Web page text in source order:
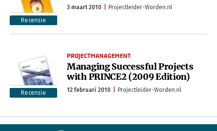
Recensie
3 maart 2010 Projectleider-Worden.nl
Recensie
PROJECTMANAGEMENT
Managing Successful Projects
with PRINCE2 (2009 Edition)
12 februari 2010 Projectleider-Worden.nl